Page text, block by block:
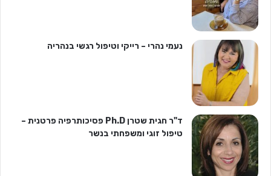
נעמי נהרי – רייקי וטיפול רגשי בנהריה
ד"ר חגית שטרן Ph.D פסיכותרפיה פרטנית –
טיפול זוגי ומשפחתי בנשר